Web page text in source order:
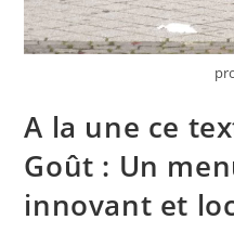
A la une ce
Goût : Un
innovant et